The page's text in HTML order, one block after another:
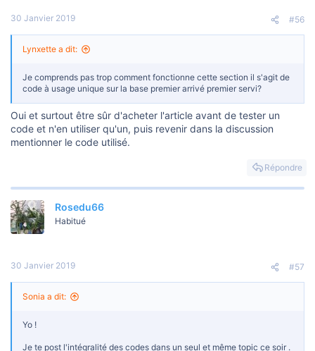
30 Janvier 2019 #56
Lynxette a dit:
Je comprends pas trop comment fonctionne cette section il s'agit de
code à usage unique sur la base premier arrivé premier servi?
Oui et surtout être sûr d'acheter l'article avant de tester un
code et n'en utiliser qu'un, puis revenir dans la discussion
mentionner le code utilisé.
Répondre
Rosedu66
Habitué
30 Janvier 2019 #57
Sonia a dit:
Yo !
Je te post l'intégralité des codes dans un seul et même topic ce soir .